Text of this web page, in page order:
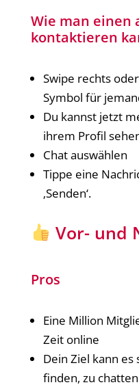
Wie man einen
kontaktieren
Swipe rechts
Symbol für
Du kannst jetzt
ihrem Profil
Chat auswählen
Tippe eine
‚Senden‘.
Vor- und
Pros
Eine Million
Zeit online
Dein Ziel kann es
finden, zu